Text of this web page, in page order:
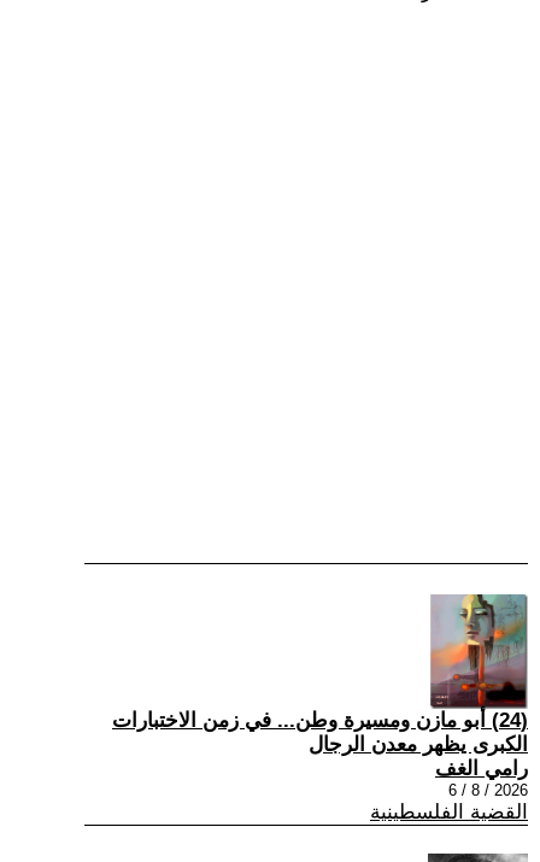
(24) أبو مازن ومسيرة وطن... في زمن الاختبارات
الكبرى يظهر معدن الرجال
رامي الغف
2026 / 8 / 6
القضية الفلسطينية